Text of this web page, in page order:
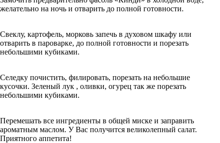
желательно на ночь и отварить до полной готовности.
Свеклу, картофель, морковь запечь в духовом шкафу или
отварить в пароварке, до полной готовности и порезать
небольшими кубиками.
Селедку почистить, филировать, порезать на небольшие
кусочки. Зеленый лук , оливки, огурец так же порезать
небольшими кубиками.
Перемешать все ингредиенты в общей миске и заправить
ароматным маслом. У Вас получится великолепный салат.
Приятного аппетита!